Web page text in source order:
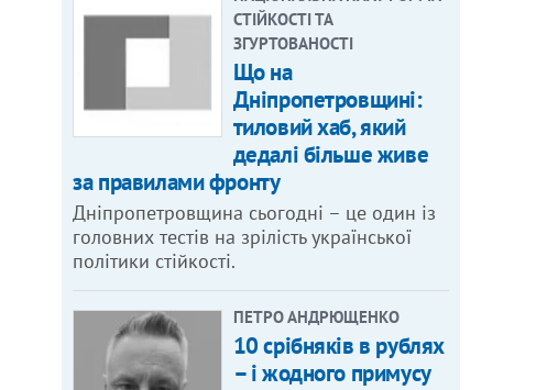
СТІЙКОСТІ ТА
ЗГУРТОВАНОСТІ
Що на
Дніпропетровщині:
тиловий хаб, який
дедалі більше живе
за правилами фронту
Дніпропетровщина сьогодні – це один із
головних тестів на зрілість української
політики стійкості.
ПЕТРО АНДРЮЩЕНКО
10 срібняків в рублях
– і жодного примусу